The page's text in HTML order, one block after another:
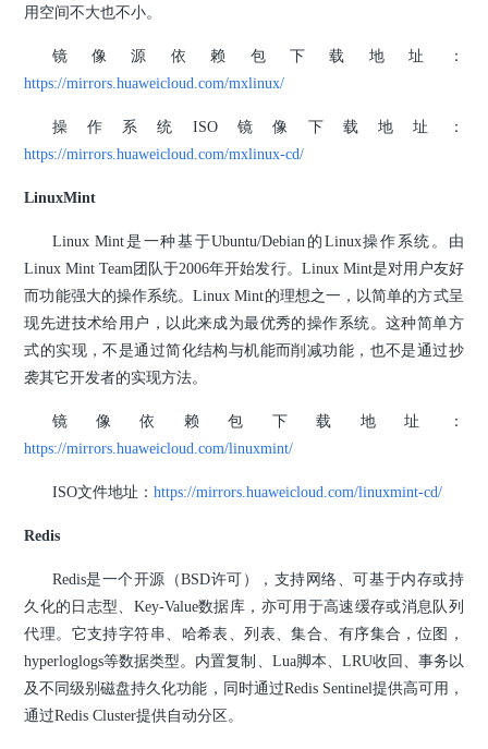
用空间不大也不小。
镜像源依赖包下载地址：
https://mirrors.huaweicloud.com/mxlinux/
操作系统ISO镜像下载地址：
https://mirrors.huaweicloud.com/mxlinux-cd/
LinuxMint
Linux Mint是一种基于Ubuntu/Debian的Linux操作系统。由
Linux Mint Team团队于2006年开始发行。Linux Mint是对用户友好
而功能强大的操作系统。Linux Mint的理想之一，以简单的方式呈
现先进技术给用户，以此来成为最优秀的操作系统。这种简单方
式的实现，不是通过简化结构与机能而削减功能，也不是通过抄
袭其它开发者的实现方法。
镜像依赖包下载地址：
https://mirrors.huaweicloud.com/linuxmint/
ISO文件地址： https://mirrors.huaweicloud.com/linuxmint-cd/
Redis
Redis是一个开源（BSD许可），支持网络、可基于内存或持
久化的日志型、Key-Value数据库，亦可用于高速缓存或消息队列
代理。它支持字符串、哈希表、列表、集合、有序集合，位图，
hyperloglogs等数据类型。内置复制、Lua脚本、LRU收回、事务以
及不同级别磁盘持久化功能，同时通过Redis Sentinel提供高可用，
通过Redis Cluster提供自动分区。